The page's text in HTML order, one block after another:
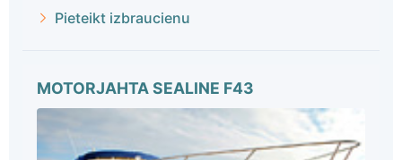
Pieteikt izbraucienu
MOTORJAHTA SEALINE F43